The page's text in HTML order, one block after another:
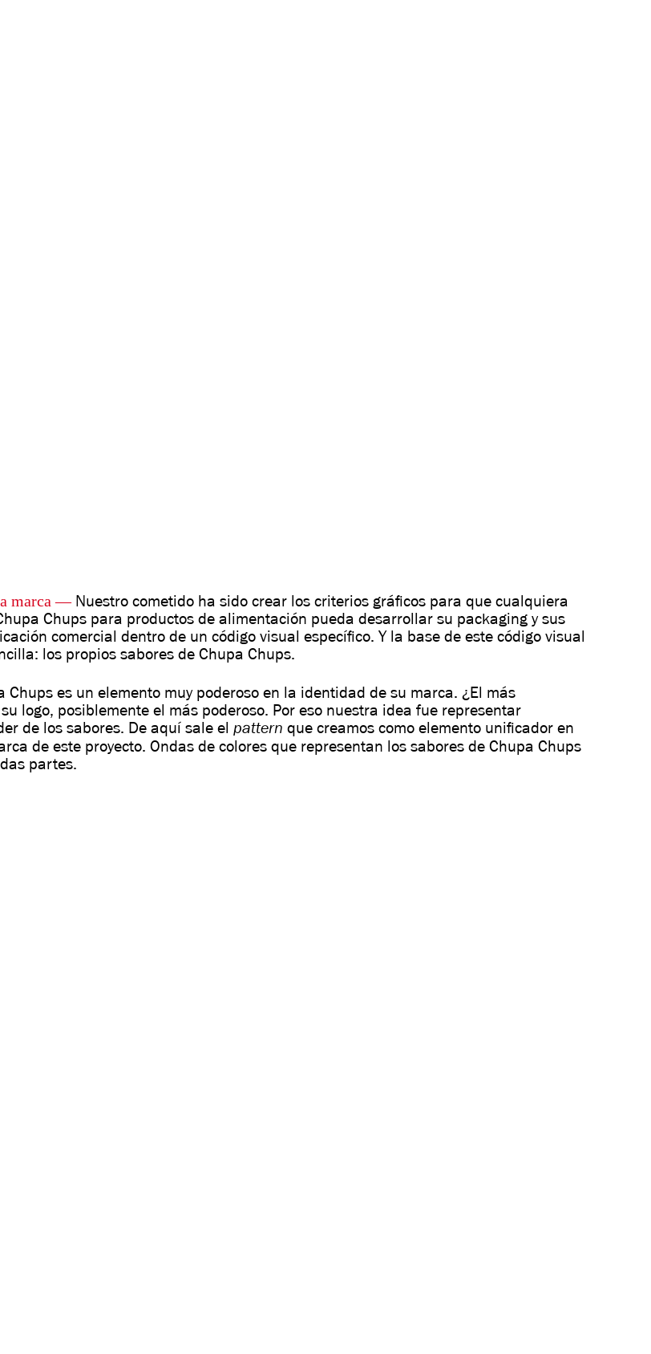
marca —Nuestro cometido ha sido crear los criterios gráficos para que cualquiera
Chups para productos de alimentación pueda desarrollar su packaging y sus
comercial dentro de un código visual específico. Y la base de este código visual
los propios sabores de Chupa Chups.
Chups es un elemento muy poderoso en la identidad de su marca. ¿El más
logo, posiblemente el más poderoso. Por eso nuestra idea fue representar
de los sabores. De aquí sale el pattern que creamos como elemento unificador en
de este proyecto. Ondas de colores que representan los sabores de Chupa Chups
partes.